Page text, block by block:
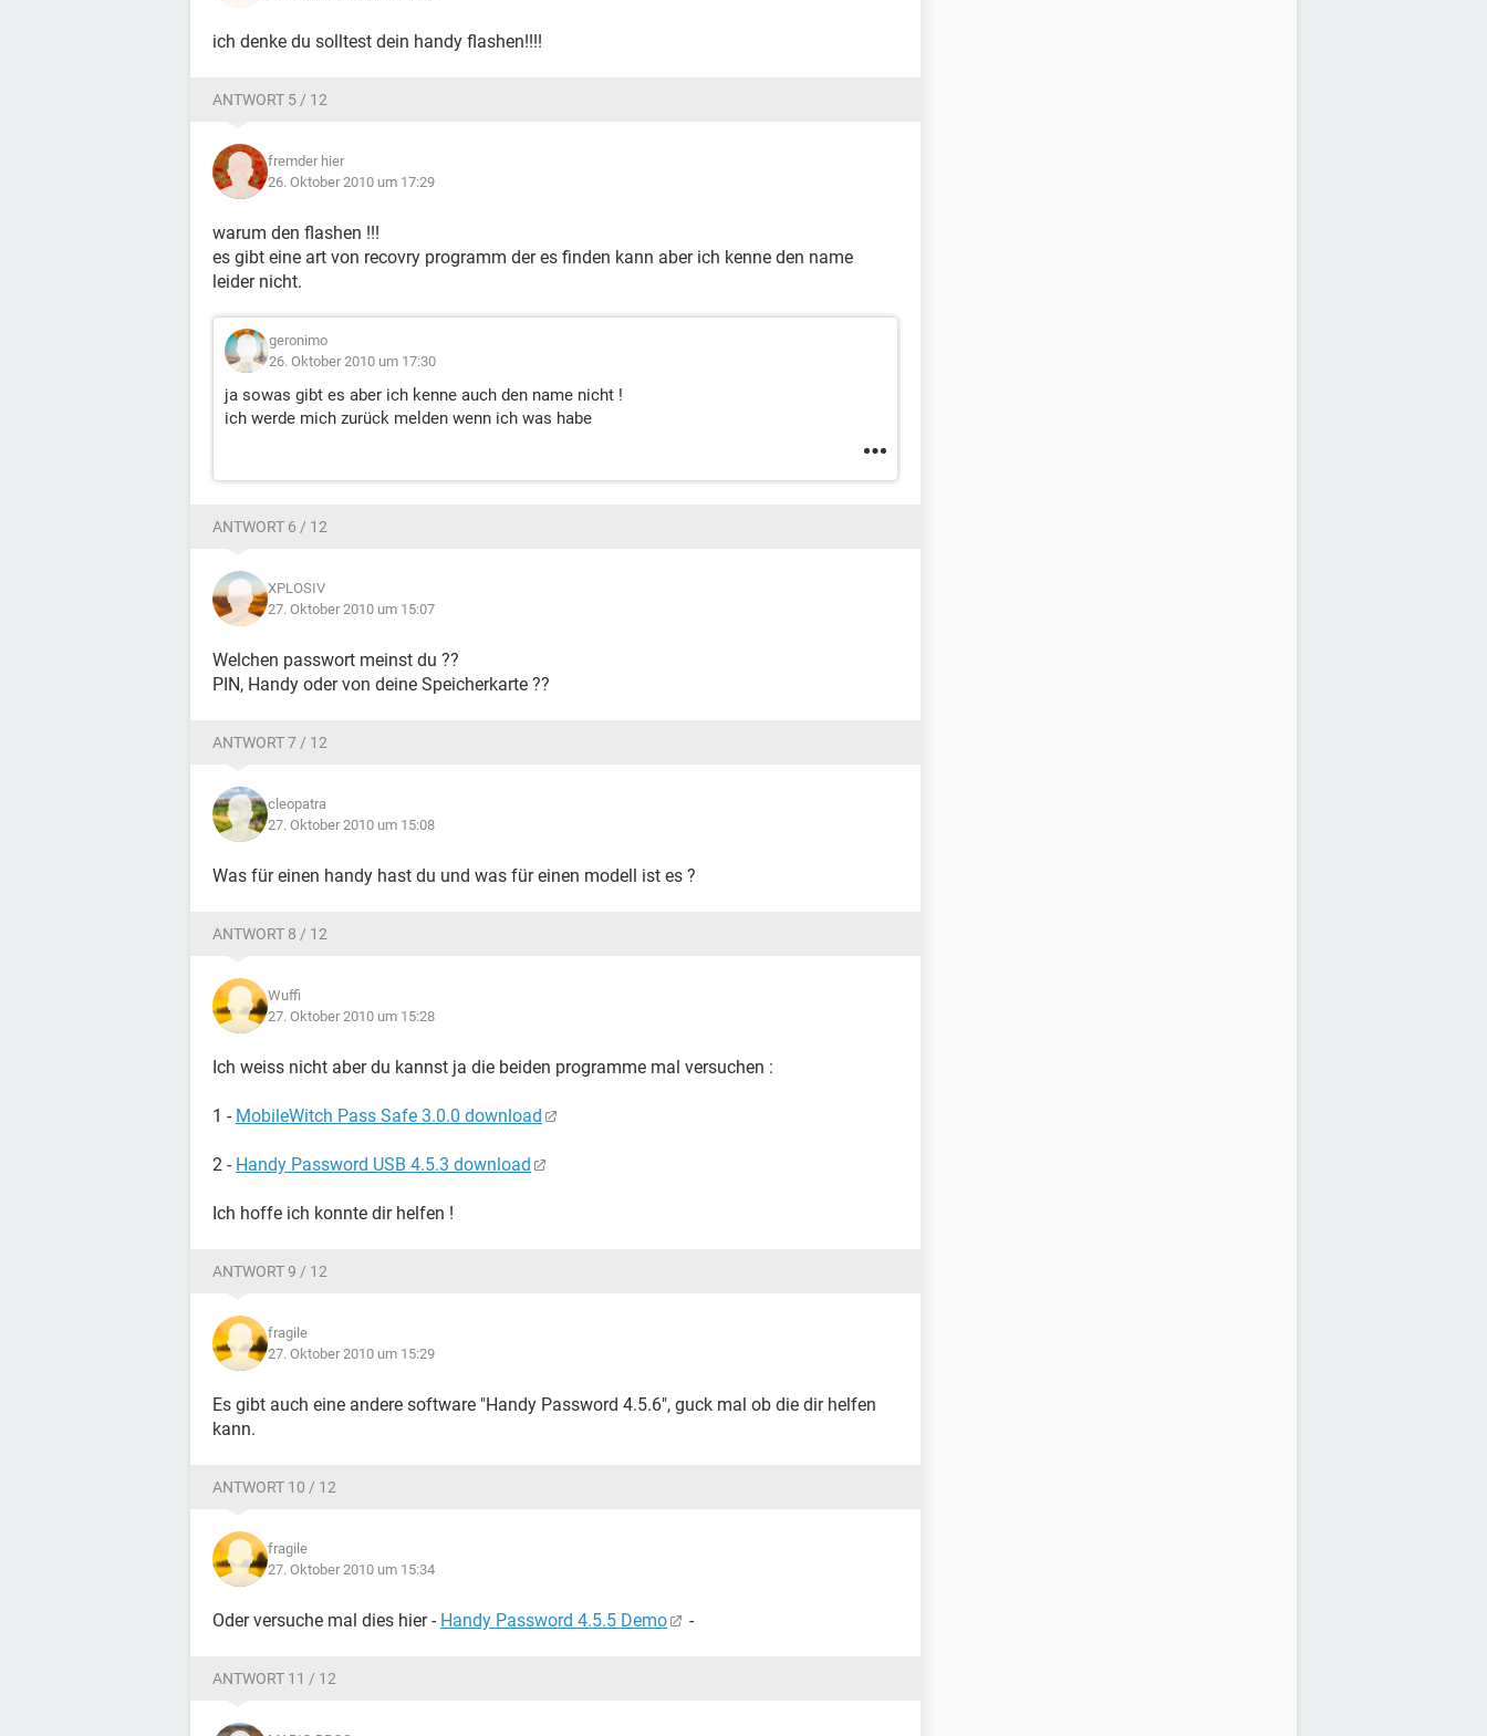
ich denke du solltest dein handy flashen!!!!
ANTWORT 5 / 12
fremder hier
26. Oktober 2010 um 17:29
warum den flashen !!!
es gibt eine art von recovry programm der es finden kann aber ich kenne den name
leider nicht.
geronimo
26. Oktober 2010 um 17:30
ja sowas gibt es aber ich kenne auch den name nicht !
ich werde mich zurück melden wenn ich was habe
ANTWORT 6 / 12
XPLOSIV
27. Oktober 2010 um 15:07
Welchen passwort meinst du ??
PIN, Handy oder von deine Speicherkarte ??
ANTWORT 7 / 12
cleopatra
27. Oktober 2010 um 15:08
Was für einen handy hast du und was für einen modell ist es ?
ANTWORT 8 / 12
Wuffi
27. Oktober 2010 um 15:28
Ich weiss nicht aber du kannst ja die beiden programme mal versuchen :
1 - MobileWitch Pass Safe 3.0.0 download
2 - Handy Password USB 4.5.3 download
Ich hoffe ich konnte dir helfen !
ANTWORT 9 / 12
fragile
27. Oktober 2010 um 15:29
Es gibt auch eine andere software "Handy Password 4.5.6", guck mal ob die dir helfen
kann.
ANTWORT 10 / 12
fragile
27. Oktober 2010 um 15:34
Oder versuche mal dies hier - Handy Password 4.5.5 Demo -
ANTWORT 11 / 12